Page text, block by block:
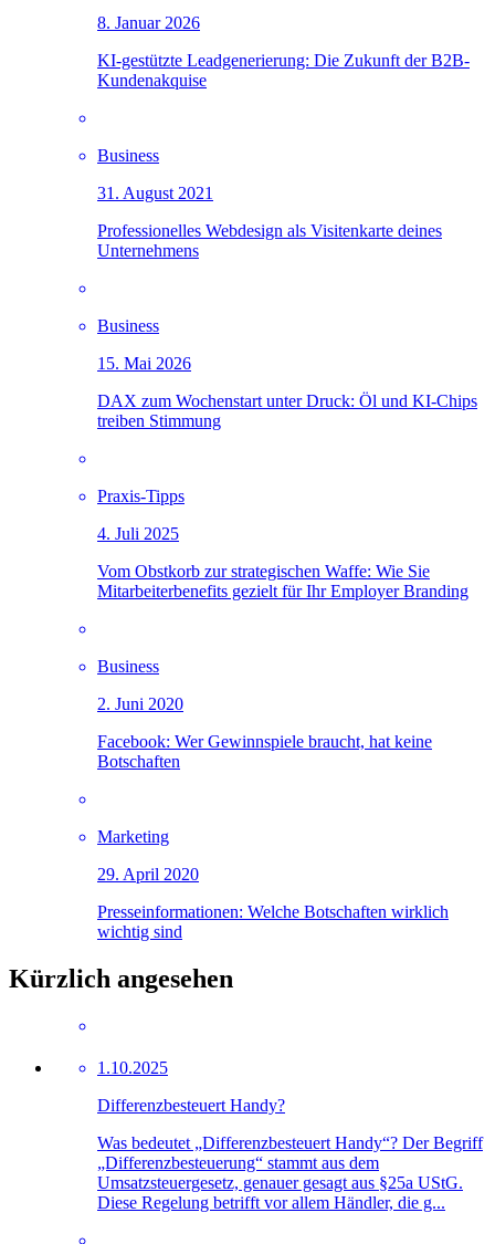
8. Januar 2026
KI-gestützte Leadgenerierung: Die Zukunft der B2B-
Kundenakquise
Business
31. August 2021
Professionelles Webdesign als Visitenkarte deines
Unternehmens
Business
15. Mai 2026
DAX zum Wochenstart unter Druck: Öl und KI-Chips
treiben Stimmung
Praxis-Tipps
4. Juli 2025
Vom Obstkorb zur strategischen Waffe: Wie Sie
Mitarbeiterbenefits gezielt für Ihr Employer Branding
Business
2. Juni 2020
Facebook: Wer Gewinnspiele braucht, hat keine
Botschaften
Marketing
29. April 2020
Presseinformationen: Welche Botschaften wirklich
wichtig sind
Kürzlich angesehen
1.10.2025
Differenzbesteuert Handy?
Was bedeutet „Differenzbesteuert Handy“? Der Begriff
„Differenzbesteuerung“ stammt aus dem
Umsatzsteuergesetz, genauer gesagt aus §25a UStG.
Diese Regelung betrifft vor allem Händler, die g...